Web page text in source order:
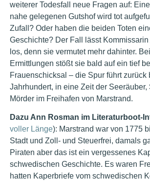
weiterer Todesfall neue Fragen auf:
nahe gelegenen Gutshof wird tot
Zufall? Oder haben die beiden Toten
Geschichte? Der Fall lässt
los, denn sie vermutet mehr dahinter.
Ermittlungen stößt sie bald auf ein tief
Frauenschicksal – die Spur führt zurück
Jahrhundert, in eine Zeit der Seeräuber,
Mörder im Freihafen von Marstrand.
Dazu Ann Rosman im Literaturboot-
voller Länge): Marstrand war von 1775
Stadt und Zoll- und Steuerfrei, damals
Piraten aber das ist ein vergessenes
schwedischen Geschichte. Es waren
hatten Kaperbriefe vom schwedischen